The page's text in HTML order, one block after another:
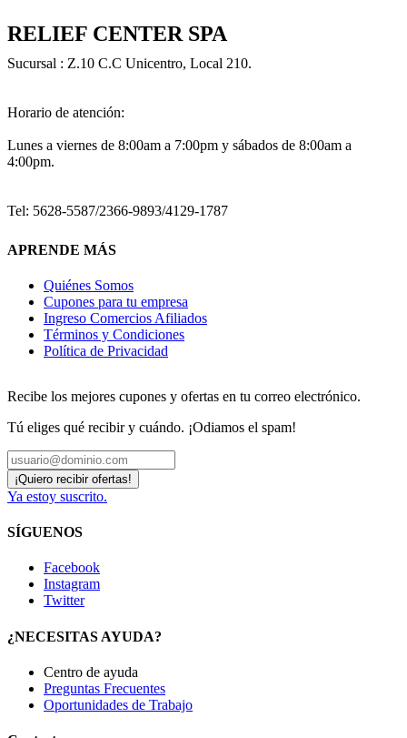
RELIEF CENTER SPA
Sucursal : Z.10 C.C Unicentro, Local 210.
Horario de atención:
Lunes a viernes de 8:00am a 7:00pm y sábados de 8:00am a
4:00pm.
Tel: 5628-5587/2366-9893/4129-1787
APRENDE MÁS
Quiénes Somos
Cupones para tu empresa
Ingreso Comercios Afiliados
Términos y Condiciones
Política de Privacidad
Recibe los mejores cupones y ofertas en tu correo electrónico.
Tú eliges qué recibir y cuándo. ¡Odiamos el spam!
Ya estoy suscrito.
SÍGUENOS
Facebook
Instagram
Twitter
¿NECESITAS AYUDA?
Centro de ayuda
Preguntas Frecuentes
Oportunidades de Trabajo